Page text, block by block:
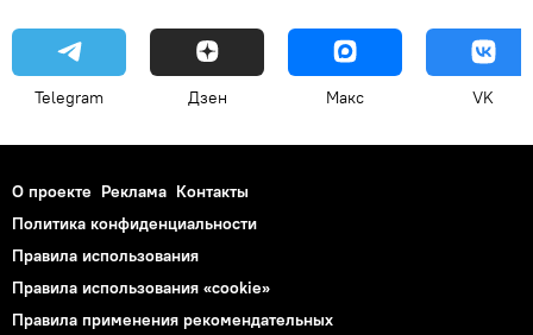
Telegram Дзен Макс VK
О проекте Реклама Контакты
Политика конфиденциальности
Правила использования
Правила использования «cookie»
Правила применения рекомендательных